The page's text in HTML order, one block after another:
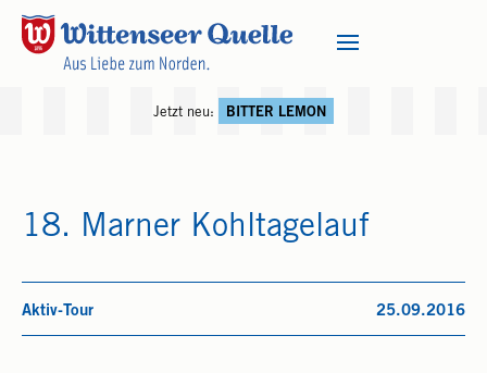
Jetzt neu: BITTER LEMON
18. Marner Kohltagelauf
Aktiv-Tour 25.09.2016